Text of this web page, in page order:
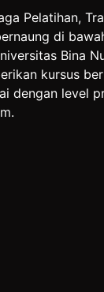
Pelatihan,
di
Bina
kursus
dengan level